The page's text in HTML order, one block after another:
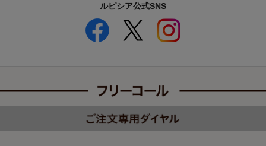
ルピシア公式SNS